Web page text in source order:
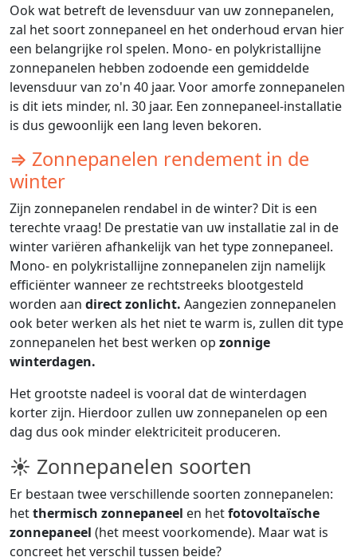
Ook wat betreft de levensduur van uw zonnepanelen,
zal het soort zonnepaneel en het onderhoud ervan hier
een belangrijke rol spelen. Mono- en polykristallijne
zonnepanelen hebben zodoende een gemiddelde
levensduur van zo'n 40 jaar. Voor amorfe zonnepanelen
is dit iets minder, nl. 30 jaar. Een zonnepaneel-installatie
is dus gewoonlijk een lang leven bekoren.
⇒ Zonnepanelen rendement in de
winter
Zijn zonnepanelen rendabel in de winter? Dit is een
terechte vraag! De prestatie van uw installatie zal in de
winter variëren afhankelijk van het type zonnepaneel.
Mono- en polykristallijne zonnepanelen zijn namelijk
efficiënter wanneer ze rechtstreeks blootgesteld
worden aan direct zonlicht. Aangezien zonnepanelen
ook beter werken als het niet te warm is, zullen dit type
zonnepanelen het best werken op zonnige
winterdagen.
Het grootste nadeel is vooral dat de winterdagen
korter zijn. Hierdoor zullen uw zonnepanelen op een
dag dus ook minder elektriciteit produceren.
☀ Zonnepanelen soorten
Er bestaan twee verschillende soorten zonnepanelen:
hetthermisch zonnepaneel en hetfotovoltaïsche
zonnepaneel (het meest voorkomende). Maar wat is
concreet het verschil tussen beide?